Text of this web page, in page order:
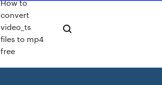
How to
convert
video_ts
files to mp4
free